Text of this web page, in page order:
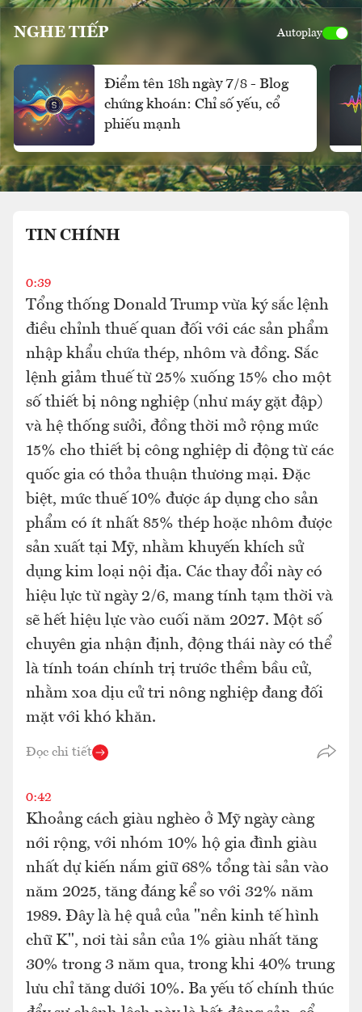
NGHE TIẾP Autoplay
Điểm tên 18h ngày 7/8 - Blog
chứng khoán: Chỉ số yếu, cổ
phiếu mạnh
TIN CHÍNH
0:39
Tổng thống Donald Trump vừa ký sắc lệnh
điều chỉnh thuế quan đối với các sản phẩm
nhập khẩu chứa thép, nhôm và đồng. Sắc
lệnh giảm thuế từ 25% xuống 15% cho một
số thiết bị nông nghiệp (như máy gặt đập)
và hệ thống sưởi, đồng thời mở rộng mức
15% cho thiết bị công nghiệp di động từ các
quốc gia có thỏa thuận thương mại. Đặc
biệt, mức thuế 10% được áp dụng cho sản
phẩm có ít nhất 85% thép hoặc nhôm được
sản xuất tại Mỹ, nhằm khuyến khích sử
dụng kim loại nội địa. Các thay đổi này có
hiệu lực từ ngày 2/6, mang tính tạm thời và
sẽ hết hiệu lực vào cuối năm 2027. Một số
chuyên gia nhận định, động thái này có thể
là tính toán chính trị trước thềm bầu cử,
nhằm xoa dịu cử tri nông nghiệp đang đối
mặt với khó khăn.
Đọc chi tiết
0:42
Khoảng cách giàu nghèo ở Mỹ ngày càng
nới rộng, với nhóm 10% hộ gia đình giàu
nhất dự kiến nắm giữ 68% tổng tài sản vào
năm 2025, tăng đáng kể so với 32% năm
1989. Đây là hệ quả của "nền kinh tế hình
chữ K", nơi tài sản của 1% giàu nhất tăng
30% trong 3 năm qua, trong khi 40% trung
lưu chỉ tăng dưới 10%. Ba yếu tố chính thúc